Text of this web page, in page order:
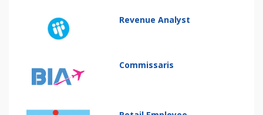
Revenue Analyst
Commissaris